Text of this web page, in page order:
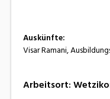
Auskünfte:
Visar Ramani,
Arbeitsort: